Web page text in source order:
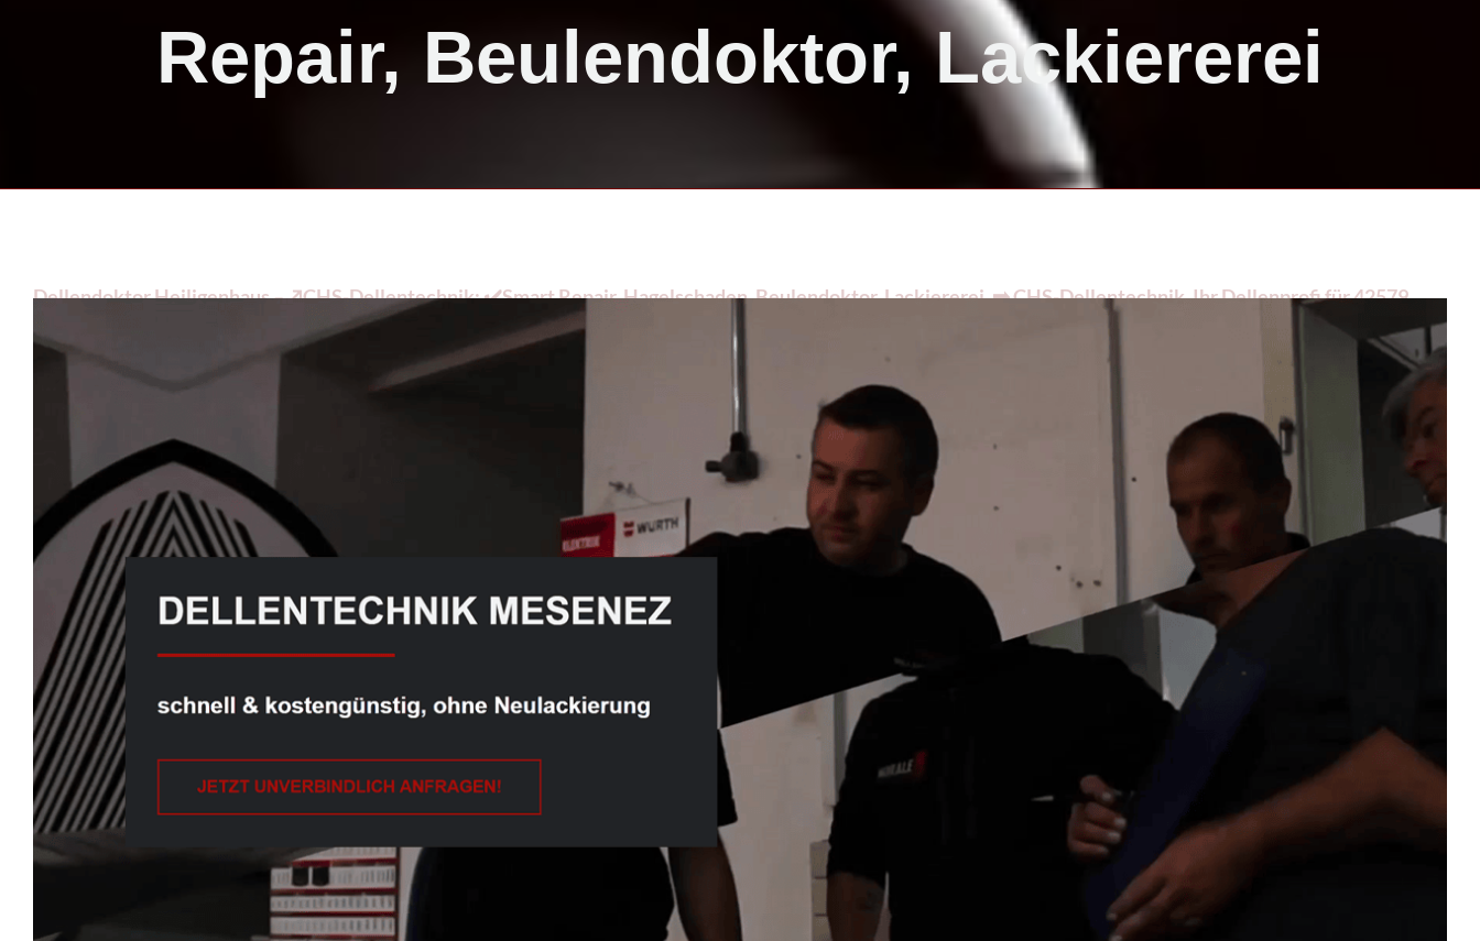
Repair, Beulendoktor, Lackiererei
Dellendoktor Heiligenhaus – ↗️CHS-Dellentechnik: ✔️Smart Repair, Hagelschaden, Beulendoktor, Lackiererei. ➡️ CHS-Dellentechnik, Ihr Dellenprofi für 42579
Heiligenhaus. ✔️ Beulendoktor, ✔️ Smart Repair, ✔️ Dellendoktor, ✔️ Hagelschaden und ✔️ Lackiererei. Wir freuen uns auf auf Ihren Auftrag ✉.